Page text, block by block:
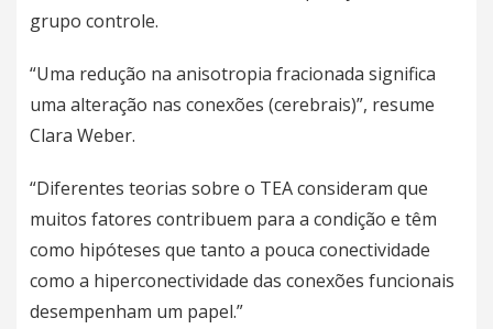
grupo controle.
“Uma redução na anisotropia fracionada significa
uma alteração nas conexões (cerebrais)”, resume
Clara Weber.
“Diferentes teorias sobre o TEA consideram que
muitos fatores contribuem para a condição e têm
como hipóteses que tanto a pouca conectividade
como a hiperconectividade das conexões funcionais
desempenham um papel.”